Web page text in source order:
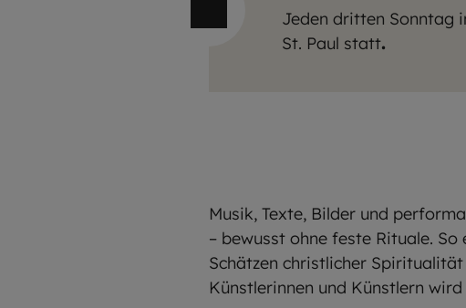
Jeden dritten Sonntag
St. Paul statt.
Musik, Texte, Bilder und
– bewusst ohne feste Rituale.
Schätzen christlicher
Künstlerinnen und Künstlern